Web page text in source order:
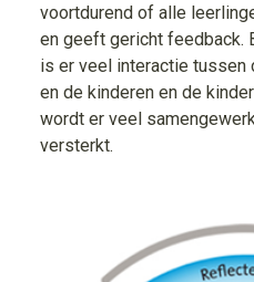
voortdurend of alle
en geeft gericht feedback.
is er veel interactie
en de kinderen en de
wordt er veel
versterkt.